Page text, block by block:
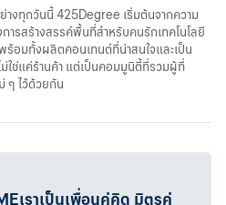
างทุกวันนี้ 425Degree เริ่มต้นจากความ
รสร้างสรรค์พื้นที่สำหรับคนรักเทคโนโลยี
ร้อมทั้งผลิตคอนเทนต์ที่น่าสนใจและเป็น
ใช่แค่ร้านค้า แต่เป็นคอมมูนิตี้ที่รวมผู้ที่
ๆ ไว้ด้วยกัน
เราเป็นเพื่อนคู่คิด มิตรคู่